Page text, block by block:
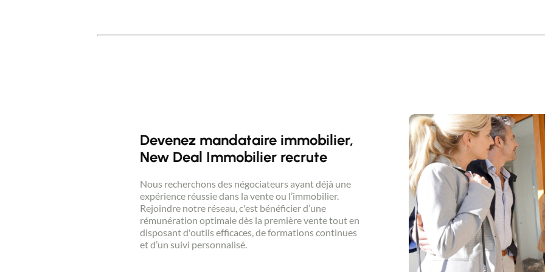
Estimer/Vendre
Acheter
Recrutement
Devenez mandataire immobilier,
New Deal Immobilier recrute
Nous recherchons des négociateurs ayant déjà une
expérience réussie dans la vente ou l’immobilier.
Rejoindre notre réseau, c'est bénéficier d’une
rémunération optimale dès la première vente tout en
disposant d'outils efficaces, de formations continues
et d’un suivi personnalisé.